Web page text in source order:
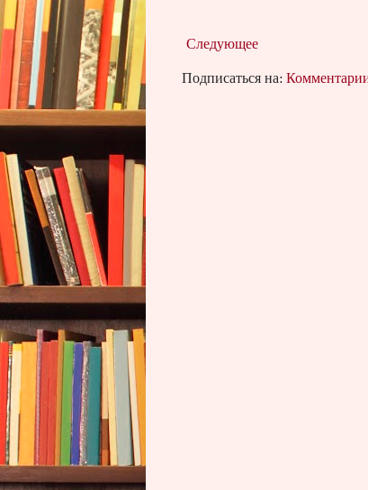
Следующее
Подписаться на: